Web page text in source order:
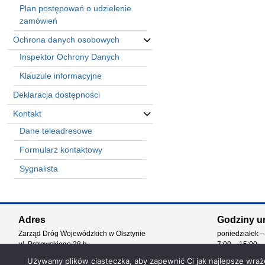
Plan postępowań o udzielenie
zamówień
Ochrona danych osobowych
Inspektor Ochrony Danych
Klauzule informacyjne
Deklaracja dostępności
Kontakt
Dane teleadresowe
Formularz kontaktowy
Sygnalista
Categories
Adres
Zarząd Dróg Wojewódzkich w Olsztynie
ul. Pstrowskiego 28 b
Godziny
poniedziałek
7:00 – 15:00
Używamy plików ciasteczka, aby zapewnić Ci jak najlepsze